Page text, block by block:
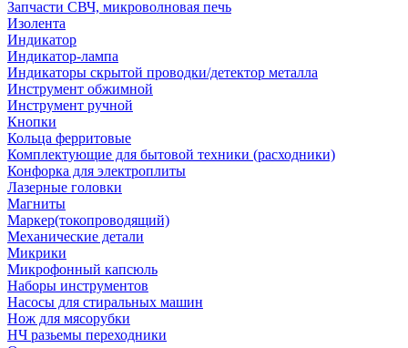
Запчасти СВЧ, микроволновая печь
Изолента
Индикатор
Индикатор-лампа
Индикаторы скрытой проводки/детектор металла
Инструмент обжимной
Инструмент ручной
Кнопки
Кольца ферритовые
Комплектующие для бытовой техники (расходники)
Конфорка для электроплиты
Лазерные головки
Магниты
Маркер(токопроводящий)
Механические детали
Микрики
Микрофонный капсюль
Наборы инструментов
Насосы для стиральных машин
Нож для мясорубки
НЧ разьемы переходники